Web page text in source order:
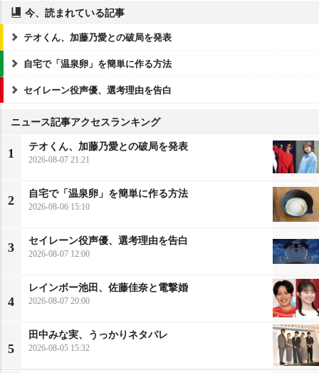
今、読まれている記事
テオくん、加藤乃愛との破局を発表
自宅で「温泉卵」を簡単に作る方法
セイレーン役声優、選考理由を告白
ニュース記事アクセスランキング
1
テオくん、加藤乃愛との破局を発表
2026-08-07 21:21
2
自宅で「温泉卵」を簡単に作る方法
2026-08-06 15:10
3
セイレーン役声優、選考理由を告白
2026-08-07 12:00
4
レインボー池田、佐藤佳奈と電撃婚
2026-08-07 20:00
5
田中みな実、うっかりネタバレ
2026-08-05 15:32